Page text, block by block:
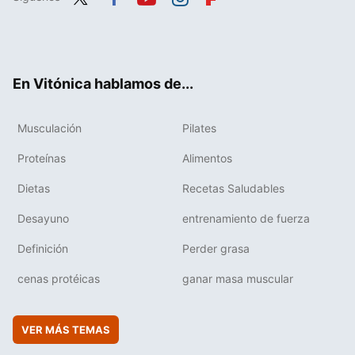
En Vitónica hablamos de...
Musculación Pilates
Proteínas Alimentos
Dietas Recetas Saludables
Desayuno entrenamiento de fuerza
Definición Perder grasa
cenas protéicas ganar masa muscular
VER MÁS TEMAS